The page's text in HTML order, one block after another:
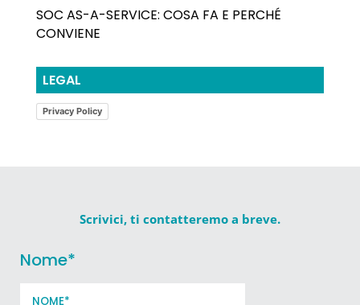
SOC AS-A-SERVICE: COSA FA E PERCHÉ
CONVIENE
LEGAL
Privacy Policy
Scrivici, ti contatteremo a breve.
Nome*